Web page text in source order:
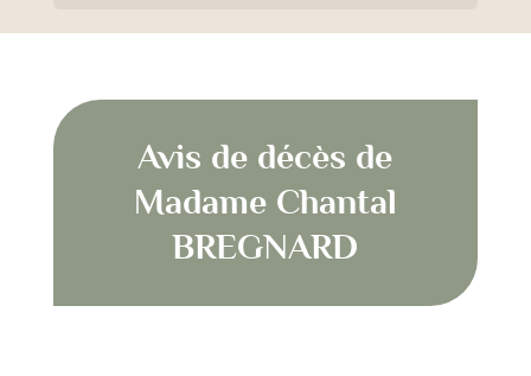
Avis de décès de
Madame Chantal
BREGNARD